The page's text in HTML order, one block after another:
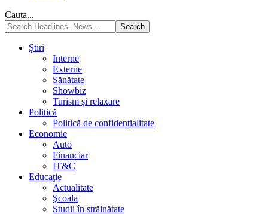
Cauta...
Știri
Interne
Externe
Sănătate
Showbiz
Turism și relaxare
Politică
Politică de confidențialitate
Economie
Auto
Financiar
IT&C
Educaţie
Actualitate
Şcoala
Studii în străinătate